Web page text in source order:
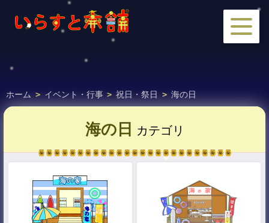
ホーム > イベント・行事 > 祝日・祭日 > 海の日
海の日 カテゴリ